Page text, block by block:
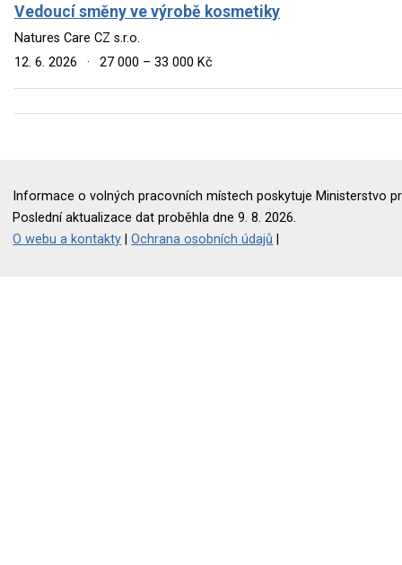
Vedoucí směny ve výrobě kosmetiky
Natures Care CZ s.r.o.
12. 6. 2026
· 27 000 – 33 000 Kč
Informace o volných pracovních místech poskytuje Ministerstvo
Poslední aktualizace dat proběhla dne 9. 8. 2026.
O webu a kontakty |Ochrana osobních údajů